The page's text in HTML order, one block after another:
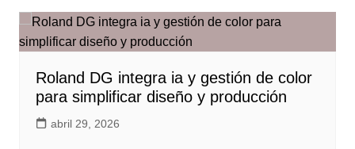
Roland DG integra ia y gestión de color
para simplificar diseño y producción
abril 29, 2026